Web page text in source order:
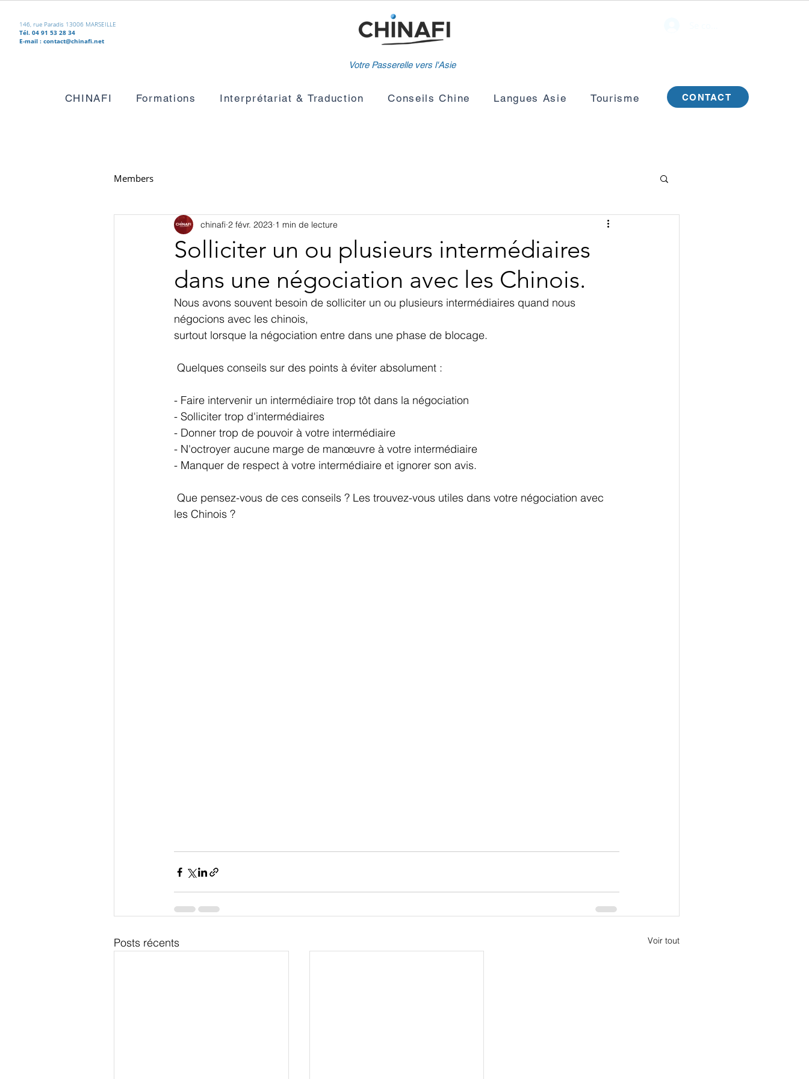
146, rue Paradis 13006 MARSEILLE
Tél. 04 91 53 28 34
E-mail : contact@chinafi.net
Votre Passerelle vers l'Asie
CHINAFI Formations Interprétariat & Traduction Conseils Chine Langues Asie Tourisme CONTACT
Members
Solliciter un ou plusieurs intermédiaires
dans une négociation avec les Chinois.
chinafi 2 févr. 2023 1 min de lecture
Nous avons souvent besoin de solliciter un ou plusieurs intermédiaires quand nous
négocions avec les chinois,
surtout lorsque la négociation entre dans une phase de blocage.
Quelques conseils sur des points à éviter absolument :
- Faire intervenir un intermédiaire trop tôt dans la négociation
- Solliciter trop d'intermédiaires
- Donner trop de pouvoir à votre intermédiaire
- N'octroyer aucune marge de manœuvre à votre intermédiaire
- Manquer de respect à votre intermédiaire et ignorer son avis.
les Chinois ?
Posts récents Voir tout